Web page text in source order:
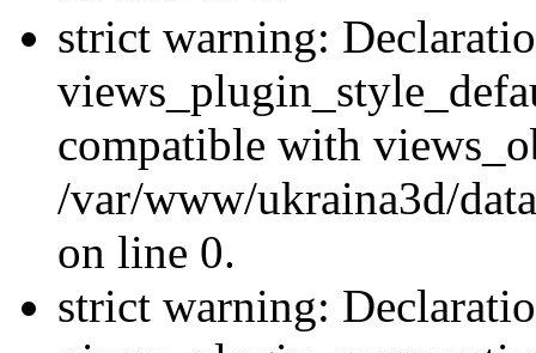
strict warning:
compatible with
/var/www/ukraina3d/
on line 0.
strict warning: